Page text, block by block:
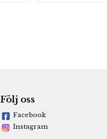
Följ oss
Facebook
Instagram